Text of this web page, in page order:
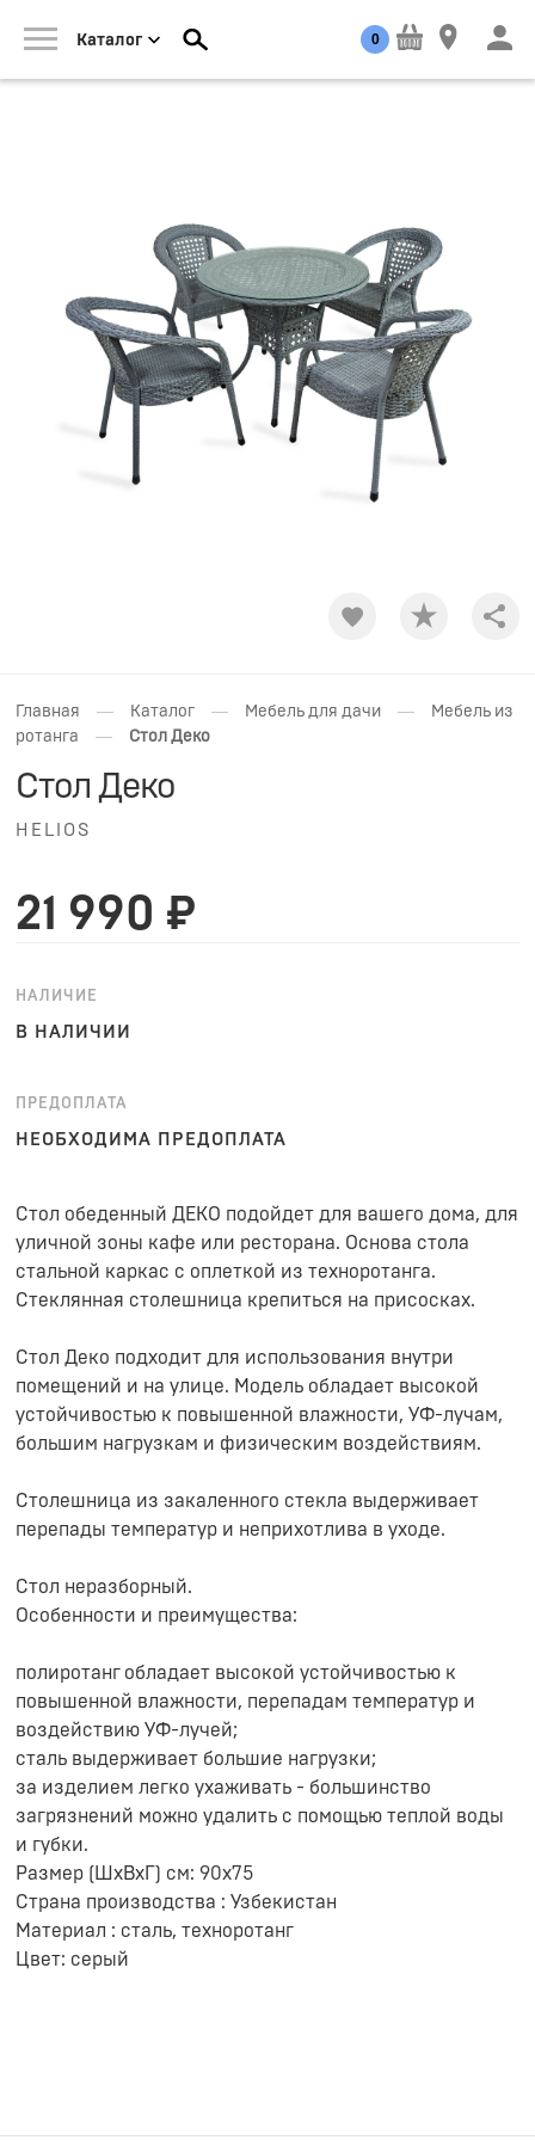
Каталог 0
Главная — Каталог — Мебель для дачи —
Мебель из
ротанга
— Стол Деко
Стол Деко
HELIOS
21 990 ₽
НАЛИЧИЕ
В НАЛИЧИИ
ПРЕДОПЛАТА
НЕОБХОДИМА ПРЕДОПЛАТА
Стол обеденный ДЕКО подойдет для вашего дома, для
уличной зоны кафе или ресторана. Основа стола
стальной каркас с оплеткой из техноротанга.
Стеклянная столешница крепиться на присосках.
Стол Деко подходит для использования внутри
помещений и на улице. Модель обладает высокой
устойчивостью к повышенной влажности, УФ-лучам,
большим нагрузкам и физическим воздействиям.
Столешница из закаленного стекла выдерживает
перепады температур и неприхотлива в уходе.
Стол неразборный.
Особенности и преимущества:
полиротанг обладает высокой устойчивостью к
повышенной влажности, перепадам температур и
воздействию УФ-лучей;
сталь выдерживает большие нагрузки;
за изделием легко ухаживать - большинство
загрязнений можно удалить с помощью теплой воды
и губки.
Размер (ШхВхГ) см: 90х75
Страна производства : Узбекистан
Материал : сталь, техноротанг
Цвет: серый